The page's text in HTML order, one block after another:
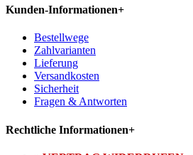
Kunden-Informationen+
Bestellwege
Zahlvarianten
Lieferung
Versandkosten
Sicherheit
Fragen & Antworten
Rechtliche Informationen+